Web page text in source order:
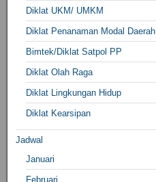
Diklat UKM/ UMKM
Diklat Penanaman Modal Daerah
Bimtek/Diklat Satpol PP
Diklat Olah Raga
Diklat Lingkungan Hidup
Diklat Kearsipan
Jadwal
Januari
Februari